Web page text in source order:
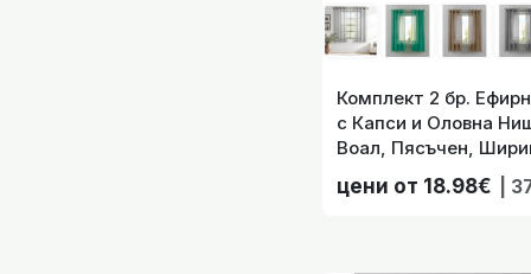
Комплект 2 бр.
с Капси и Оловна
Воал, Пясъчен,
(Различни
цени от 18.98€ |